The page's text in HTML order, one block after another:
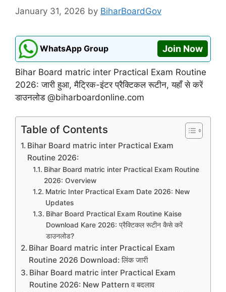
January 31, 2026 by BiharBoardGov
WhatsApp Group Join Now
Bihar Board matric inter Practical Exam Routine
2026: जारी हुआ, मैट्रिक-इंटर प्रैक्टिकल रूटीन, यहाँ से करें
डाउनलोड @biharboardonline.com
Table of Contents
Bihar Board matric inter Practical Exam
Routine 2026:
Bihar Board matric inter Practical Exam Routine
2026: Overview
Matric Inter Practical Exam Date 2026: New
Updates
Bihar Board Practical Exam Routine Kaise
Download Kare 2026: प्रैक्टिकल रूटीन कैसे करें
डाउनलोड?
Bihar Board matric inter Practical Exam
Routine 2026 Download: लिंक जारी
Bihar Board matric inter Practical Exam
Routine 2026: New Pattern व बदलाव